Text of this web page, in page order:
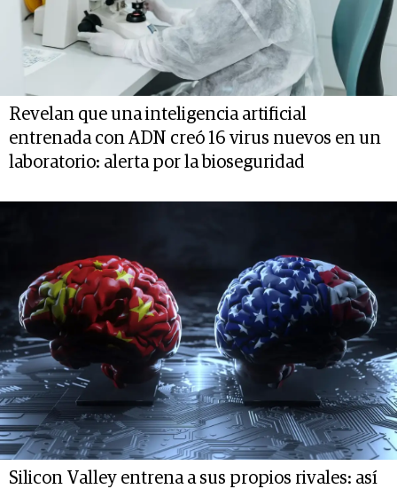
Revelan que una inteligencia artificial
entrenada con ADN creó 16 virus nuevos en un
laboratorio: alerta por la bioseguridad
Silicon Valley entrena a sus propios rivales: así